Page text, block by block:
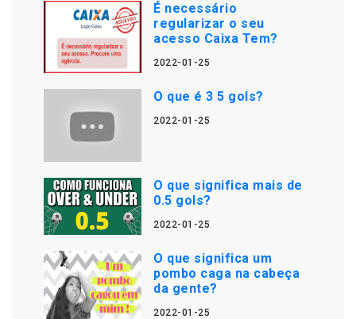
É necessário
regularizar o seu
acesso Caixa Tem?
2022-01-25
O que é 3 5 gols?
2022-01-25
O que significa mais de
0.5 gols?
2022-01-25
O que significa um
pombo caga na cabeça
da gente?
2022-01-25